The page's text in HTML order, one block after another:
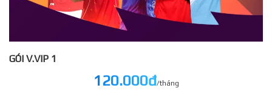
GÓI V.VIP 1
120.000đ/tháng